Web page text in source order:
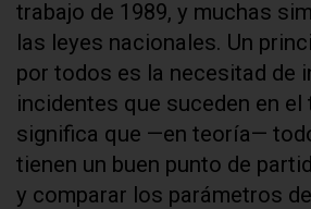
trabajo de 1989, y muchas
las leyes nacionales. Un
por todos es la necesitad de
incidentes que suceden en el
significa que —en teoría—
tienen un buen punto de
y comparar los parámetros